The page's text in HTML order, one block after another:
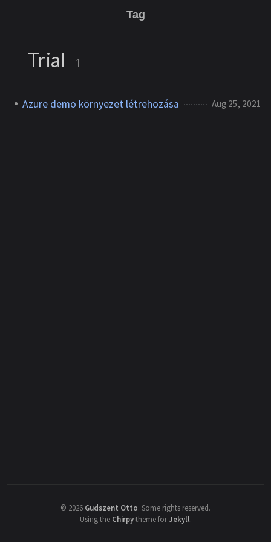
Tag
Trial 1
Azure demo környezet létrehozása Aug 25, 2021
© 2026 Gudszent Otto. Some rights reserved.
Using the Chirpytheme forJekyll.